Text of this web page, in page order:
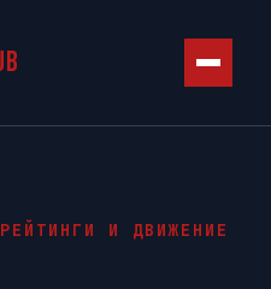
РЕЙТИНГИ И ДВИЖЕНИЕ